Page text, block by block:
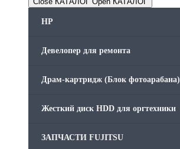
HP
Девелопер для ремонта
Драм-картридж (Блок фотоарабана)
Жесткий диск HDD для оргтехники
ЗАПЧАСТИ FUJITSU